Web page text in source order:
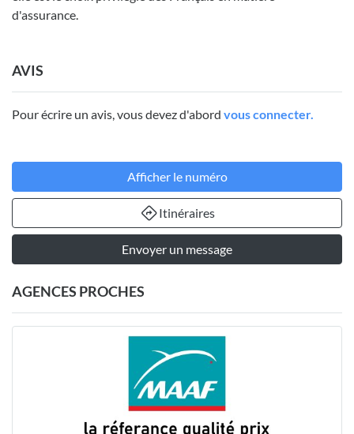
d'assurance.
AVIS
Pour écrire un avis, vous devez d'abord vous connecter.
Afficher le numéro
Itinéraires
Envoyer un message
AGENCES PROCHES